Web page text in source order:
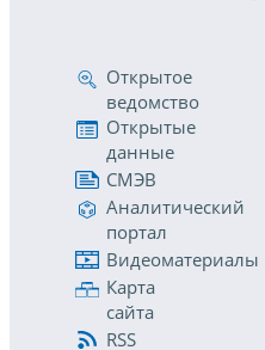
Открытое
ведомство
Открытые
данные
СМЭВ
Аналитический
портал
Видеоматериалы
Карта
сайта
RSS